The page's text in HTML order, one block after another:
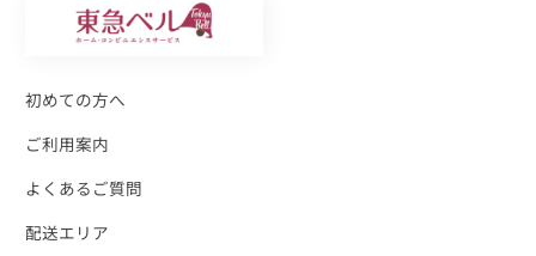
初めての方へ
ご利用案内
よくあるご質問
配送エリア